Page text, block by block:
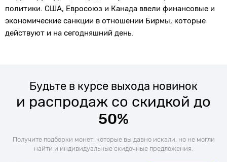
политики. США, Евросоюз и Канада ввели финансовые и
экономические санкции в отношении Бирмы, которые
действуют и на сегодняшний день.
Будьте в курсе выхода новинок
и распродаж со скидкой до
50%
Получите подборки монет, которые вы давно искали, но не могли
найти и индивидуальные скидочные предложения.